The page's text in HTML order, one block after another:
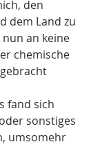
den
dem Land zu
an keine
chemische
fand sich
sonstiges
umsomehr